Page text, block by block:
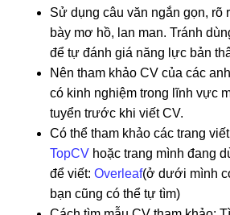
Sử dụng câu văn ngắn gọn, rõ
bày mơ hồ, lan man. Tránh
để tự đánh giá năng lực bản
Nên tham khảo CV của các
có kinh nghiệm trong lĩnh vực
tuyển trước khi viết CV.
Có thể tham khảo các trang
TopCV hoặc trang mình đang
để viết:Overleaf(ở dưới mình
bạn cũng có thể tự tìm)